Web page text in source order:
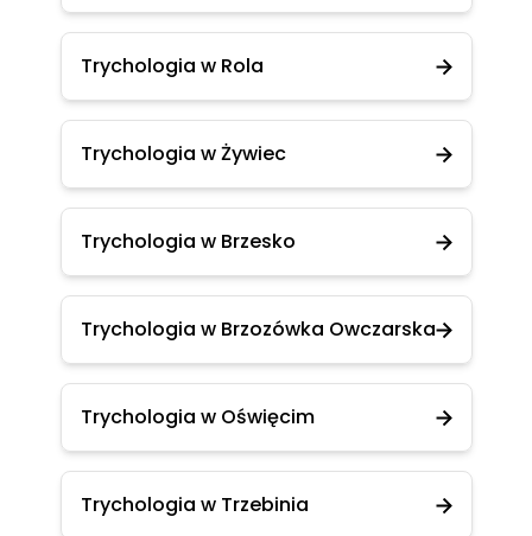
Trychologia w Rola
Trychologia w Żywiec
Trychologia w Brzesko
Trychologia w Brzozówka Owczarska
Trychologia w Oświęcim
Trychologia w Trzebinia